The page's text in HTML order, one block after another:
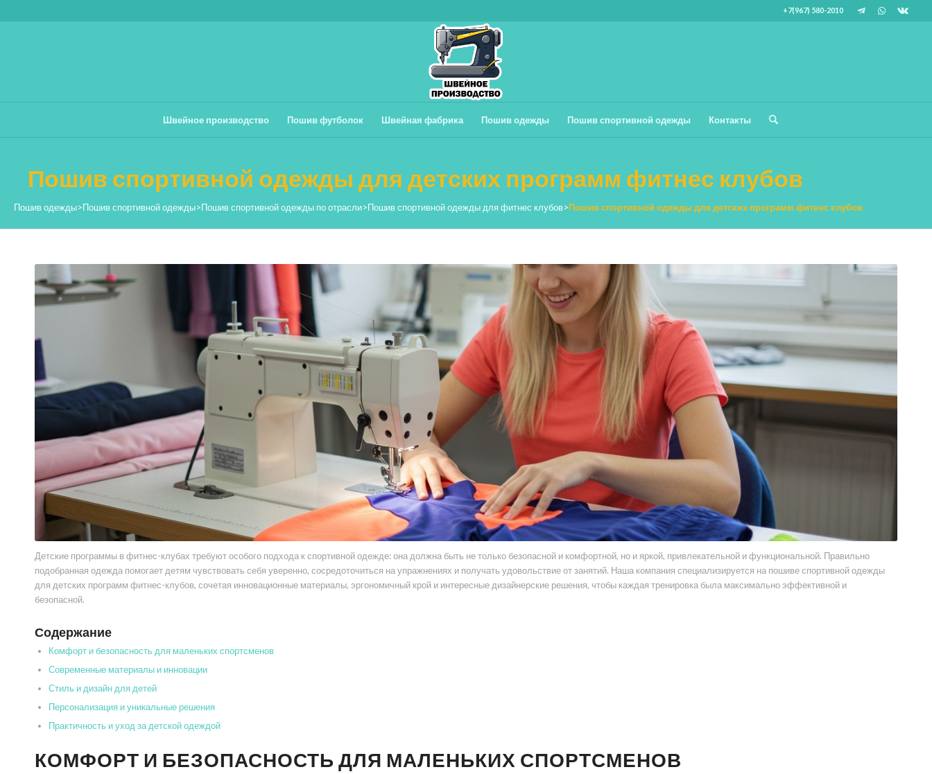
+7(967) 580-2010
Швейное производство Пошив футболок Швейная фабрика Пошив одежды Пошив спортивной одежды Контакты
Пошив спортивной одежды для детских программ фитнес клубов
Пошив одежды>Пошив спортивной одежды>Пошив спортивной одежды по отрасли>Пошив спортивной одежды для фитнес клубов>Пошив спортивной одежды для детских программ фитнес клубов
Детские программы в фитнес-клубах требуют особого подхода к спортивной одежде: она должна быть не только безопасной и комфортной, но и яркой, привлекательной и функциональной. Правильно
подобранная одежда помогает детям чувствовать себя уверенно, сосредоточиться на упражнениях и получать удовольствие от занятий. Наша компания специализируется на пошиве спортивной одежды
для детских программ фитнес-клубов, сочетая инновационные материалы, эргономичный крой и интересные дизайнерские решения, чтобы каждая тренировка была максимально эффективной и
безопасной.
Содержание
Комфорт и безопасность для маленьких спортсменов
Современные материалы и инновации
Стиль и дизайн для детей
Персонализация и уникальные решения
Практичность и уход за детской одеждой
КОМФОРТ И БЕЗОПАСНОСТЬ ДЛЯ МАЛЕНЬКИХ СПОРТСМЕНОВ